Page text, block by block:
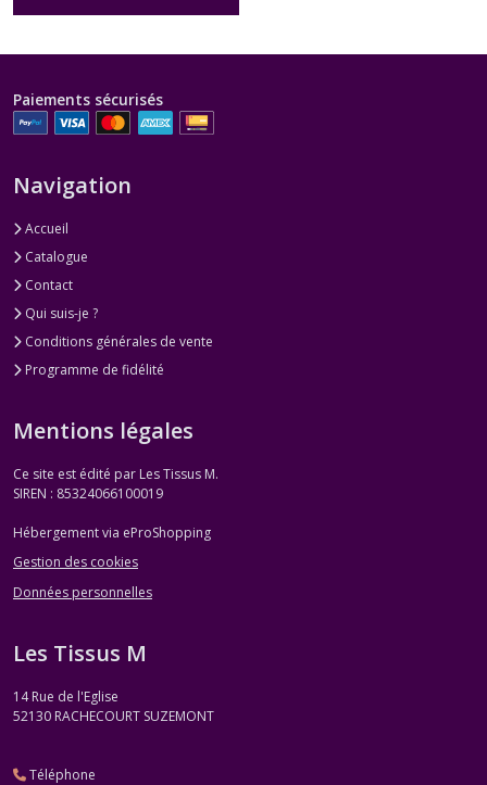
Paiements sécurisés
Navigation
Accueil
Catalogue
Contact
Qui suis-je ?
Conditions générales de vente
Programme de fidélité
Mentions légales
Ce site est édité par Les Tissus M.
SIREN : 85324066100019
Hébergement via eProShopping
Gestion des cookies
Données personnelles
Les Tissus M
14 Rue de l'Eglise
52130 RACHECOURT SUZEMONT
Téléphone